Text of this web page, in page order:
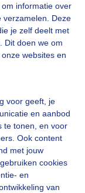
informatie over
verzamelen. Deze
je zelf deelt met
Dit doen we om
websites en
voor geeft, je
en aanbod
te tonen, en voor
Ook content
met jouw
cookies
en
van